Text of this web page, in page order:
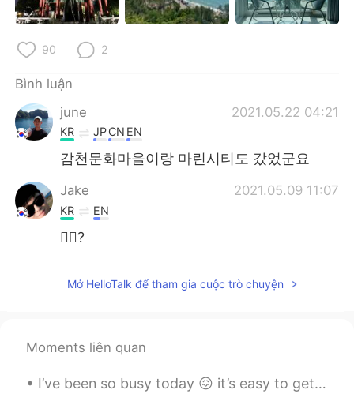
90 2
Bình luận
june
2021.05.22 04:21
KR JPCN EN
감천문화마을이랑 마린시티도 갔었군요
Jake 2021.05.09 11:07
KR EN
🙋‍♂️?
Mở HelloTalk để tham gia cuộc trò chuyện
Moments liên quan
I’ve been so busy today 😖 it’s easy to get overwhelmed. Please remember to take care of yourself ...